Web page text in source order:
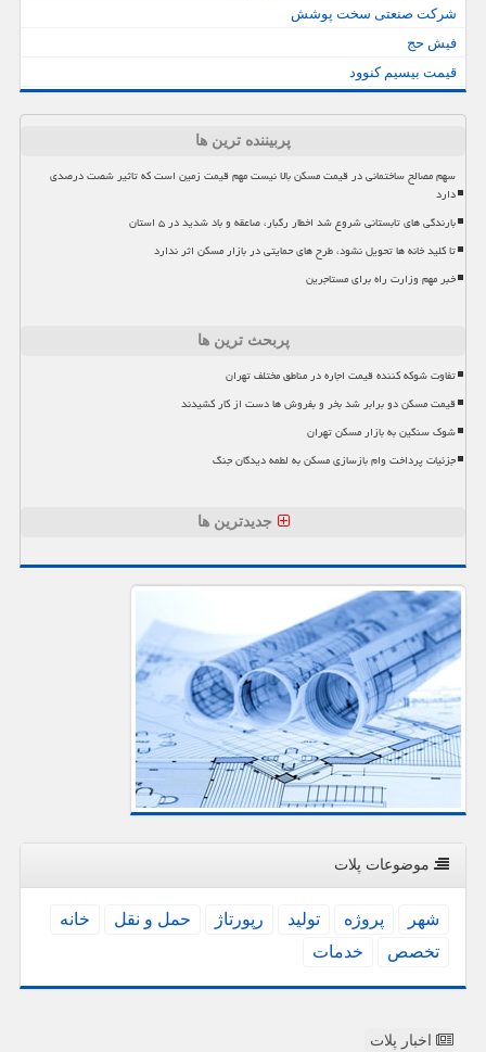
شرکت صنعتی سخت پوشش
فیش حج
قیمت بیسیم کنوود
پربیننده ترین ها
سهم مصالح ساختمانی در قیمت مسکن بالا نیست مهم قیمت زمین است که تاثیر شصت درصدی
دارد
بارندگی های تابستانی شروع شد اخطار رگبار، صاعقه و باد شدید در ۵ استان
تا کلید خانه ها تحویل نشود، طرح های حمایتی در بازار مسکن اثر ندارد
خبر مهم وزارت راه برای مستاجرین
پربحث ترین ها
تفاوت شوکه کننده قیمت اجاره در مناطق مختلف تهران
قیمت مسکن دو برابر شد بخر و بفروش ها دست از کار کشیدند
شوک سنگین به بازار مسکن تهران
جزئیات پرداخت وام بازسازی مسکن به لطمه دیدگان جنگ
جدیدترین ها
موضوعات پلات
شهر پروژه تولید رپورتاژ حمل و نقل
خانه
تخصص
خدمات
اخبار پلات